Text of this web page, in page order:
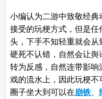
小编认为二游中致敬经
接受的玩梗方式，但是
头，下手不知轻重就会
硬死不认错，自然会让
转为反感，自然连带影
戏的流水上，因此玩梗
圈子坐大到可以在崩铁、